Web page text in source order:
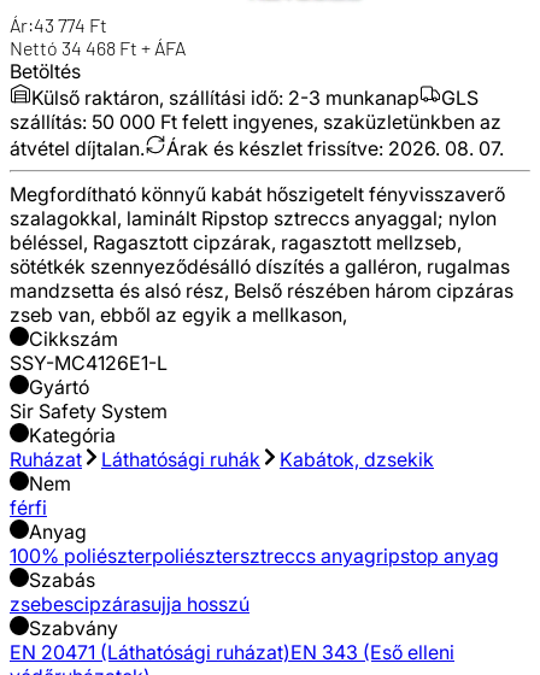
Ár:43 774 Ft
Nettó 34 468 Ft + ÁFA
Betöltés
Külső raktáron, szállítási idő: 2-3 munkanap
GLS
szállítás: 50 000 Ft felett ingyenes, szaküzletünkben az
átvétel díjtalan.
Árak és készlet frissítve: 2026. 08. 07.
Megfordítható könnyű kabát hőszigetelt fényvisszaverő
szalagokkal, laminált Ripstop sztreccs anyaggal; nylon
béléssel, Ragasztott cipzárak, ragasztott mellzseb,
sötétkék szennyeződésálló díszítés a galléron, rugalmas
mandzsetta és alsó rész, Belső részében három cipzáras
zseb van, ebből az egyik a mellkason,
Cikkszám
SSY-MC4126E1-L
Gyártó
Sir Safety System
Kategória
Ruházat
Láthatósági ruhák
Kabátok, dzsekik
Nem
férfi
Anyag
100% poliészterpoliésztersztreccs anyagripstop anyag
Szabás
zsebescipzárasujja hosszú
Szabvány
EN 20471 (Láthatósági ruházat)EN 343 (Eső elleni